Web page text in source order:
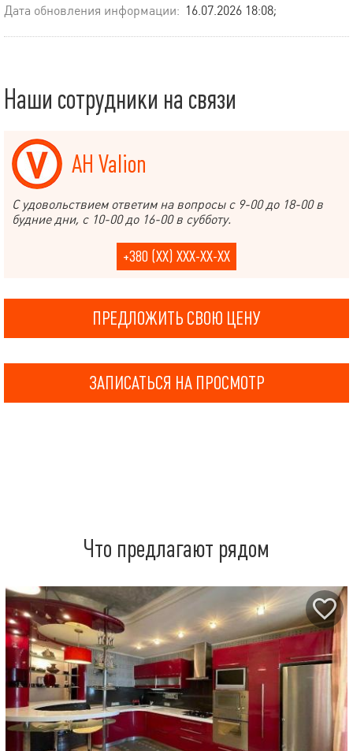
Дата обновления информации: 16.07.2026 18:08;
Наши сотрудники на связи
АН Valion
С удовольствием ответим на вопросы с 9-00 до 18-00 в
будние дни, с 10-00 до 16-00 в субботу.
+380 (XX) XXX-XX-XX
ПРЕДЛОЖИТЬ СВОЮ ЦЕНУ
ЗАПИСАТЬСЯ НА ПРОСМОТР
Что предлагают рядом